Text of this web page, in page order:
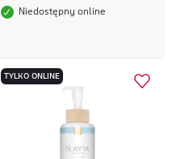
Niedostępny online
TYLKO ONLINE